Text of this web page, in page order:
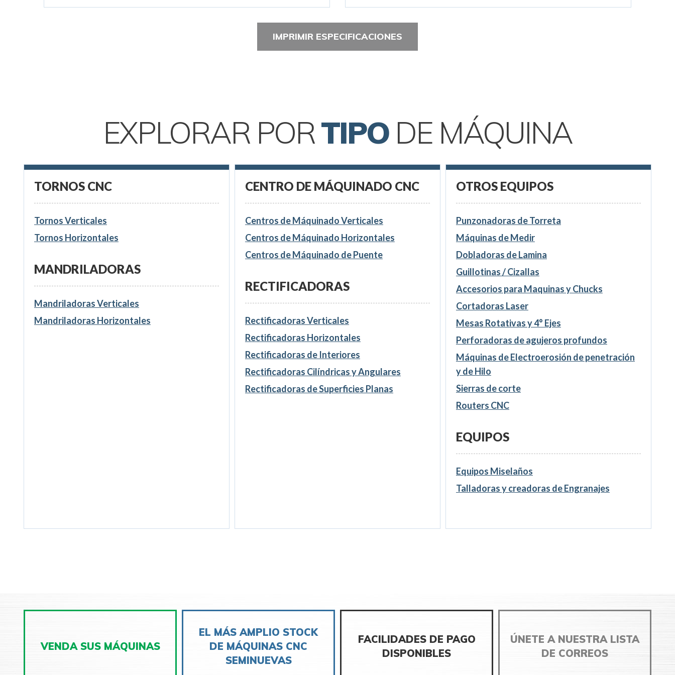
IMPRIMIR ESPECIFICACIONES
EXPLORAR PORTIPODE MÁQUINA
TORNOS CNC
Tornos Verticales
Tornos Horizontales
MANDRILADORAS
Mandriladoras Verticales
Mandriladoras Horizontales
CENTRO DE MÁQUINADO CNC
Centros de Máquinado Verticales
Centros de Máquinado Horizontales
Centros de Máquinado de Puente
RECTIFICADORAS
Rectificadoras Verticales
Rectificadoras Horizontales
Rectificadoras de Interiores
Rectificadoras Cilíndricas y Angulares
Rectificadoras de Superficies Planas
OTROS EQUIPOS
Punzonadoras de Torreta
Máquinas de Medir
Dobladoras de Lamina
Guillotinas / Cizallas
Accesorios para Maquinas y Chucks
Cortadoras Laser
Mesas Rotativas y 4° Ejes
Perforadoras de agujeros profundos
Máquinas de Electroerosión de penetración
y de Hilo
Sierras de corte
Routers CNC
EQUIPOS
Equipos Miselaños
Talladoras y creadoras de Engranajes
VENDA SUS MÁQUINAS
EL MÁS AMPLIO STOCK
DE MÁQUINAS CNC
SEMINUEVAS
FACILIDADES DE PAGO
DISPONIBLES
ÚNETE A NUESTRA LISTA
DE CORREOS